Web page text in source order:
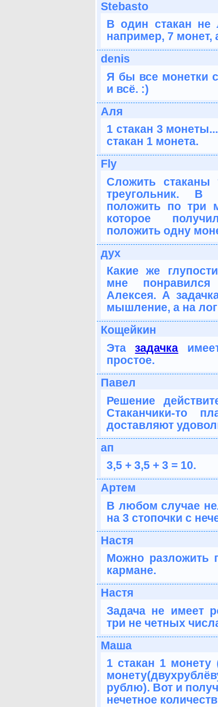
Stebasto
В один стакан не
например, 7 монет,
denis
Я бы все монетки
и всё. :)
Аля
1 стакан 3
стакан 1 монета.
Fly
Сложить стаканы
треугольник. В
положить по три
которое
положить одну
дух
Какие же
мне понравился
Алексея. А
мышление, а на
Кощейкин
Этазадачка
простое.
Павел
Решение
Стаканчики-то
доставляют
ап
3,5 + 3,5 + 3 = 10.
Артем
В любом случае
на 3 стопочки с
Настя
Можно разложить
кармане.
Настя
Задача не имеет
три не четных
Маша
1 стакан 1 монету
рублю). Вот и
нечетное